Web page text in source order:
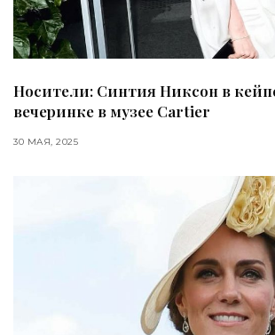
Носители: Синтия Никсон в
вечеринке в музее Cartier
30 МАЯ, 2025